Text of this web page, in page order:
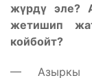
жүрдү эле?
жетишип
койбойт?
— Азыркы